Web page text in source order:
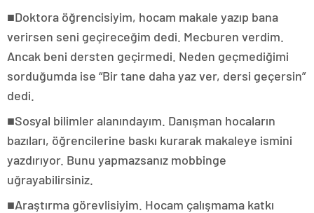
■Doktora öğrencisiyim, hocam makale yazıp bana
verirsen seni geçireceğim dedi. Mecburen verdim.
Ancak beni dersten geçirmedi. Neden geçmediğimi
sorduğumda ise “Bir tane daha yaz ver, dersi geçersin”
dedi.
■Sosyal bilimler alanındayım. Danışman hocaların
bazıları, öğrencilerine baskı kurarak makaleye ismini
yazdırıyor. Bunu yapmazsanız mobbinge
uğrayabilirsiniz.
■Araştırma görevlisiyim. Hocam çalışmama katkı